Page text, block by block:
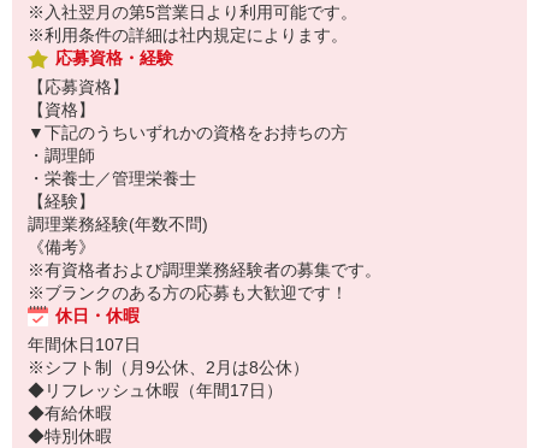
※入社翌月の第5営業日より利用可能です。
※利用条件の詳細は社内規定によります。
応募資格・経験
【応募資格】
【資格】
▼下記のうちいずれかの資格をお持ちの方
・調理師
・栄養士／管理栄養士
【経験】
調理業務経験(年数不問)
《備考》
※有資格者および調理業務経験者の募集です。
※ブランクのある方の応募も大歓迎です！
休日・休暇
年間休日107日
※シフト制（月9公休、2月は8公休）
◆リフレッシュ休暇（年間17日）
◆有給休暇
◆特別休暇